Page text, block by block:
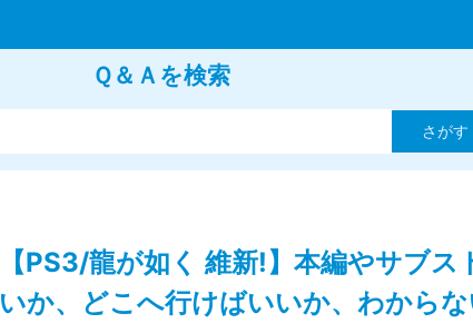
Ｑ＆Ａを検索
【PS3/龍が如く 維新!】本編やサブ
いか、どこへ行けばいいか、わから